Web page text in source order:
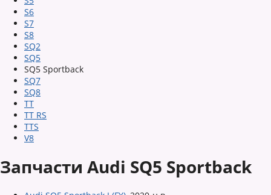
S6
S7
S8
SQ2
SQ5
SQ5 Sportback
SQ7
SQ8
TT
TT RS
TTS
V8
Запчасти Audi SQ5 Sportback